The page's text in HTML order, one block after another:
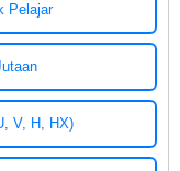
Pelajar
V, H, HX)